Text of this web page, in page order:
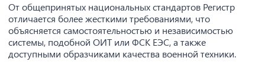
От общепринятых национальных стандартов Регистр
отличается более жесткими требованиями, что
объясняется самостоятельностью и независимостью
системы, подобной ОИТ или ФСК ЕЭС, а также
доступными образчиками качества военной техники.